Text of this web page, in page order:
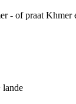
- of praat
lande